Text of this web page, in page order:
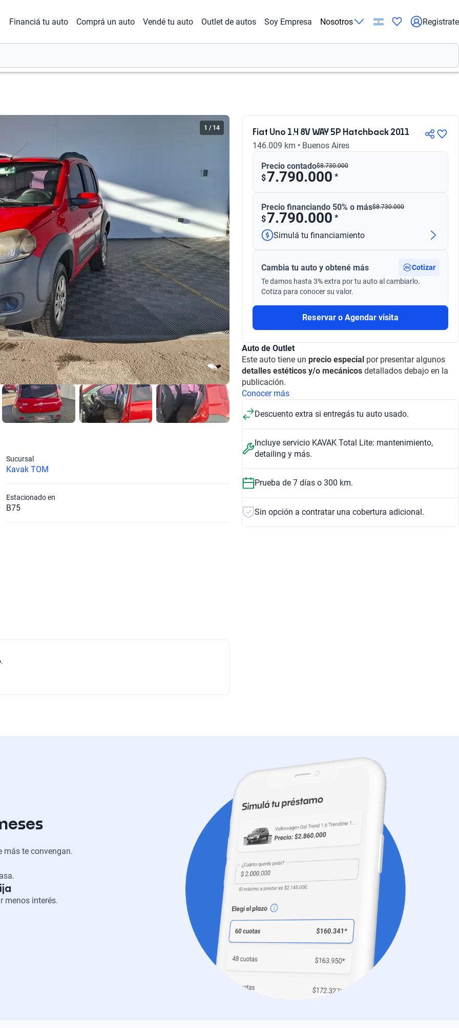
Financiá tu auto Comprá un auto Vendé tu auto Outlet de autos Soy Empresa Nosotros Registrate
Fiat Uno 1.4 8V WAY 5P Hatchback 2011
146.009 km • Buenos Aires
Precio contado$8.730.000
$7.790.000 *
Precio financiando 50% o más$8.730.000
$7.790.000 *
Simulá tu financiamiento
Cambia tu auto y obtené más
Cotizar
Te damos hasta 3% extra por tu auto al cambiarlo.
Cotiza para conocer su valor.
Reservar o Agendar visita
Auto de Outlet
Este auto tiene un precio especial por presentar algunos
detalles estéticos y/o mecánicos detallados debajo en la
publicación.
Conocer más
Descuento extra si entregás tu auto usado.
Incluye servicio KAVAK Total Lite: mantenimiento,
detailing y más.
Prueba de 7 días o 300 km.
Sin opción a contratar una cobertura adicional.
1 / 14
Kavak TOM
Sucursal
B75
Estacionado en
Tela
más te convengan.
menos interés.